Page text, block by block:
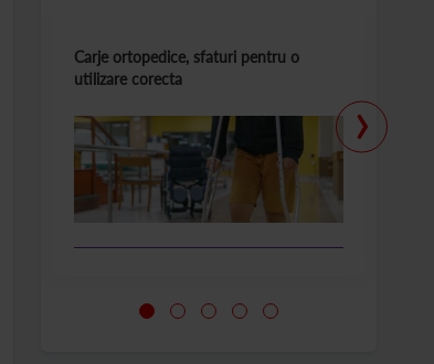
Carje ortopedice, sfaturi pentru o
utilizare corecta
›